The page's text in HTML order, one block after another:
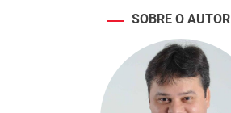
SOBRE O AUTOR